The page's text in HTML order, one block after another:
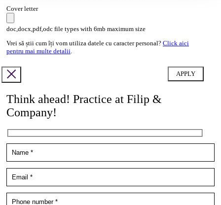
Cover letter
doc,docx,pdf,odc file types with 6mb maximum size
Vrei să știi cum îți vom utiliza datele cu caracter personal? Click aici
pentru mai multe detalii
Think ahead! Practice at Filip &
Company!